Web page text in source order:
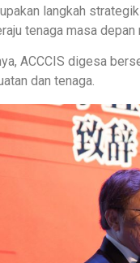
langkah
tenaga masa
ACCCIS digesa
dan tenaga.